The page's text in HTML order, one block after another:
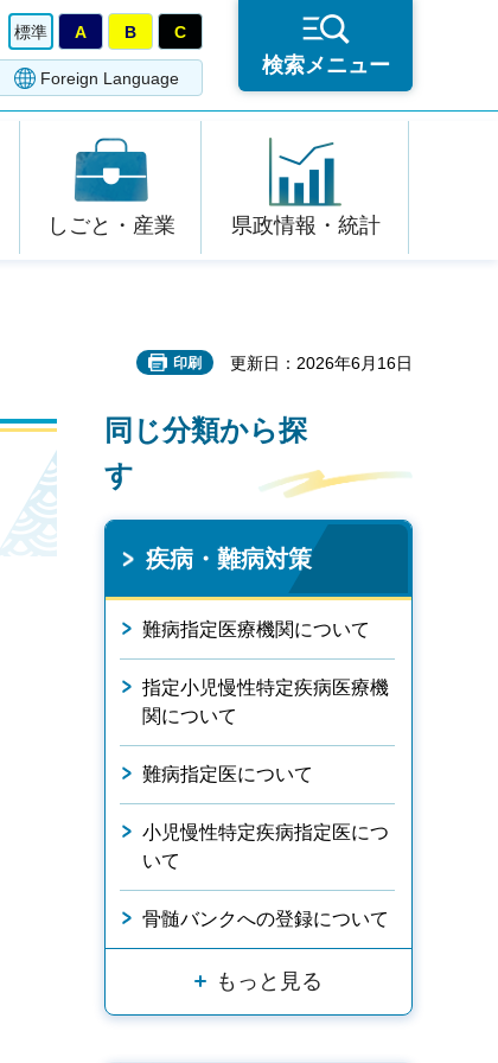
標準 A B C
Foreign Language
検索メニュー
しごと・産業 県政情報・統計
印刷 更新日：2026年6月16日
同じ分類から探
す
疾病・難病対策
難病指定医療機関について
指定小児慢性特定疾病医療機
関について
難病指定医について
小児慢性特定疾病指定医につ
いて
骨髄バンクへの登録について
もっと見る